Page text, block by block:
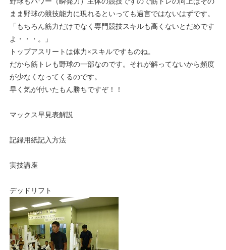
まま野球の競技能力に現れるといっても過言ではないはずです。
「もちろん筋力だけでなく専門競技スキルも高くないとだめです
よ・・・。」
トップアスリートは体力×スキルですものね。
だから筋トレも野球の一部なのです。それが解ってないから頻度
が少なくなってくるのです。
早く気が付いたもん勝ちですぞ！！
マックス早見表解説
記録用紙記入方法
実技講座
デッドリフト